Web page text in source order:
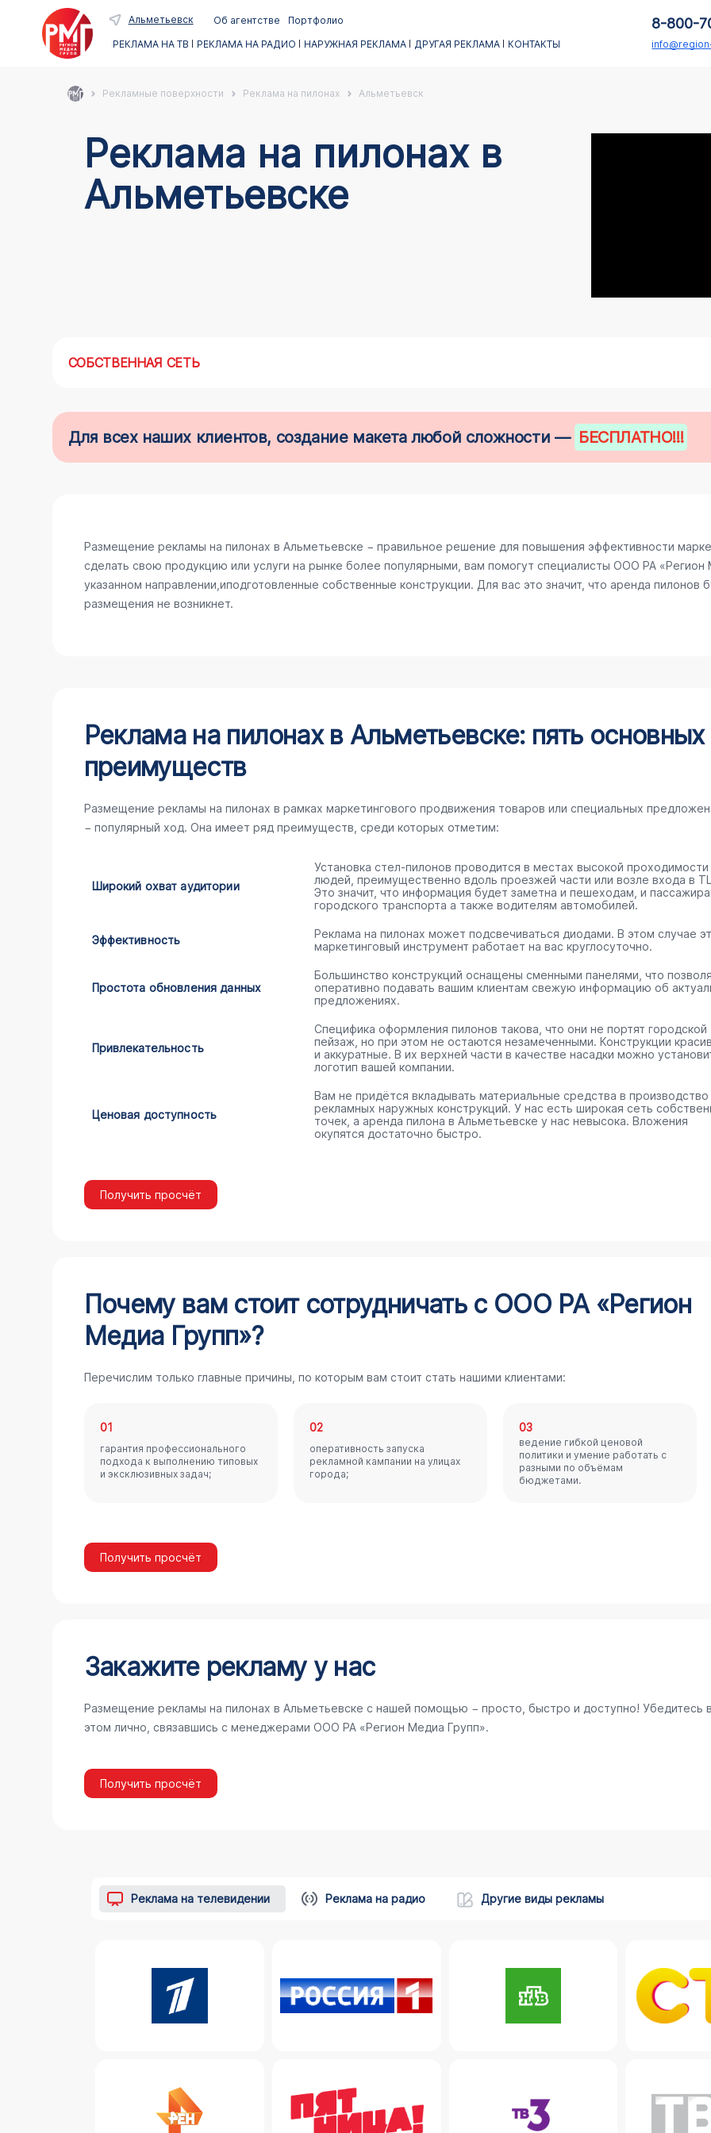
Альметьевск Об агентстве
Портфолио
РЕКЛАМА НА ТВ
РЕКЛАМА НА РАДИО НАРУЖНАЯ РЕКЛАМА ДРУГАЯ РЕКЛАМА КОНТАКТЫ
8-800-
Рекламные поверхности Реклама на пилонах Альметьевск
Реклама на пилонах в
Альметьевске
СОБСТВЕННАЯ СЕТЬ
Для всех наших клиентов, создание макета любой сложности — БЕСПЛАТНО!!!
Размещение рекламы на пилонах в Альметьевске − правильное решение для повышения эффективности
сделать свою продукцию или услуги на рынке более популярными, вам помогут специалисты ООО РА
указанном направлении,иподготовленные собственные конструкции. Для вас это значит, что аренда пилонов
размещения не возникнет.
Реклама на пилонах в Альметьевске: пять основных
преимуществ
Размещение рекламы на пилонах в рамках маркетингового продвижения товаров или специальных
− популярный ход. Она имеет ряд преимуществ, среди которых отметим:
Широкий охват аудитории
Установка стел-пилонов проводится в местах высокой проходимости
людей, преимущественно вдоль проезжей части или возле входа в
Это значит, что информация будет заметна и пешеходам, и
городского транспорта а также водителям автомобилей.
Эффективность
Реклама на пилонах может подсвечиваться диодами. В этом случае
маркетинговый инструмент работает на вас круглосуточно.
Простота обновления данных
Большинство конструкций оснащены сменными панелями, что
оперативно подавать вашим клиентам свежую информацию об
предложениях.
Привлекательность
Специфика оформления пилонов такова, что они не портят городской
пейзаж, но при этом не остаются незамеченными. Конструкции
и аккуратные. В их верхней части в качестве насадки можно
логотип вашей компании.
Ценовая доступность
Вам не придётся вкладывать материальные средства в производство
рекламных наружных конструкций. У нас есть широкая сеть
точек, а аренда пилона в Альметьевске у нас невысока. Вложения
окупятся достаточно быстро.
Получить просчёт
Почему вам стоит сотрудничать с ООО РА «Регион
Медиа Групп»?
Перечислим только главные причины, по которым вам стоит стать нашими клиентами:
01
гарантия профессионального
подхода к выполнению типовых
и эксклюзивных задач;
02
оперативность запуска
рекламной кампании на улицах
города;
03
ведение гибкой ценовой
политики и умение работать с
разными по объёмам
бюджетами.
Получить просчёт
Закажите рекламу у нас
Размещение рекламы на пилонах в Альметьевске с нашей помощью − просто, быстро и доступно! Убедитесь
этом лично, связавшись с менеджерами ООО РА «Регион Медиа Групп».
Получить просчёт
Реклама на телевидении Реклама на радио Другие виды рекламы